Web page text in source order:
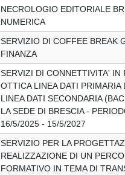
NECROLOGIO EDITORIALE
NUMERICA
SERVIZIO DI COFFEE BREAK
FINANZA
SERVIZI DI CONNETTIVITA' IN
OTTICA LINEA DATI PRIMARIA
LINEA DATI SECONDARIA
LA SEDE DI BRESCIA -
16/5/2025 - 15/5/2027
SERVIZIO PER LA
REALIZZAZIONE DI UN
FORMATIVO IN TEMA DI